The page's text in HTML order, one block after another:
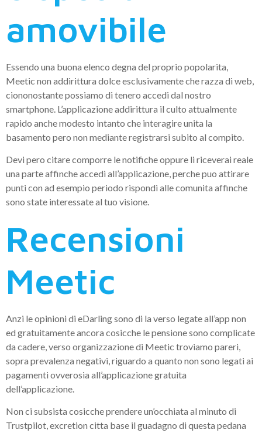
amovibile
Essendo una buona elenco degna del proprio popolarita,
Meetic non addirittura dolce esclusivamente che razza di web,
ciononostante possiamo di tenero accedi dal nostro
smartphone. L’applicazione addirittura il culto attualmente
rapido anche modesto intanto che interagire unita la
basamento pero non mediante registrarsi subito al compito.
Devi pero citare comporre le notifiche oppure li riceverai reale
una parte affinche accedi all’applicazione, perche puo attirare
punti con ad esempio periodo rispondi alle comunita affinche
sono state interessate al tuo visione.
Recensioni
Meetic
Anzi le opinioni di eDarling sono di la verso legate all’app non
ed gratuitamente ancora cosicche le pensione sono complicate
da cadere, verso organizzazione di Meetic troviamo pareri,
sopra prevalenza negativi, riguardo a quanto non sono legati ai
pagamenti ovverosia all’applicazione gratuita
dell’applicazione.
Non ci subsista cosicche prendere un’occhiata al minuto di
Trustpilot, excretion citta base il guadagno di questa pedana